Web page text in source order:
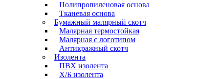
Полипропиленовая основа
Тканевая основа
Бумажный малярный скотч
Малярная термостойкая
Малярная с логотипом
Антикражный скотч
Изолента
ПВХ изолента
Х/Б изолента